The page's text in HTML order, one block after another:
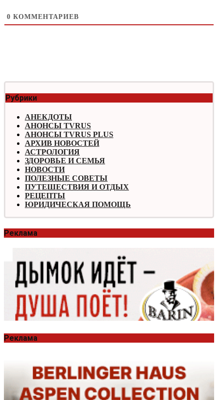
0 КОММЕНТАРИЕВ
Рубрики
АНЕКДОТЫ
АНОНСЫ TVRUS
АНОНСЫ TVRUS PLUS
АРХИВ НОВОСТЕЙ
АСТРОЛОГИЯ
ЗДОРОВЬЕ И СЕМЬЯ
НОВОСТИ
ПОЛЕЗНЫЕ СОВЕТЫ
ПУТЕШЕСТВИЯ И ОТДЫХ
РЕЦЕПТЫ
ЮРИДИЧЕСКАЯ ПОМОЩЬ
Реклама
Реклама